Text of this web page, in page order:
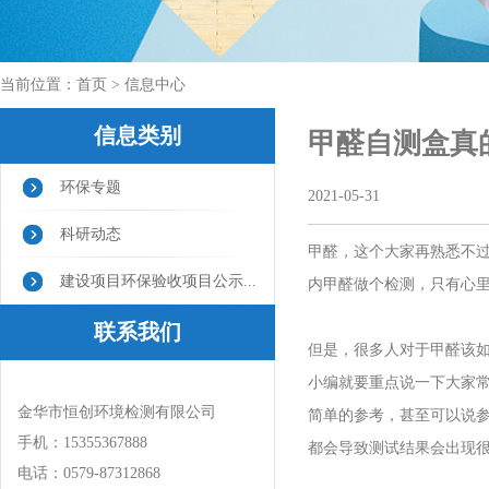
当前位置： 首页 > 信息中心
信息类别
环保专题
科研动态
建设项目环保验收项目公示...
联系我们
金华市恒创环境检测有限公司
手机：15355367888
电话：0579-87312868
甲醛自测盒真
2021-05-31
甲醛，这个大家再熟悉不
内甲醛做个检测，只有心
但是，很多人对于甲醛该
小编就要重点说一下大家
简单的参考，甚至可以说
都会导致测试结果会出现